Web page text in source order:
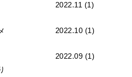
2022.11 (1)
2022.10 (1)
2022.09 (1)